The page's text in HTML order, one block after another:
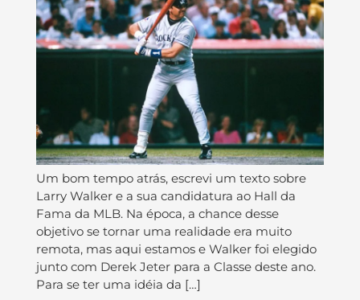
Um bom tempo atrás, escrevi um texto sobre
Larry Walker e a sua candidatura ao Hall da
Fama da MLB. Na época, a chance desse
objetivo se tornar uma realidade era muito
remota, mas aqui estamos e Walker foi elegido
junto com Derek Jeter para a Classe deste ano.
Para se ter uma idéia da […]